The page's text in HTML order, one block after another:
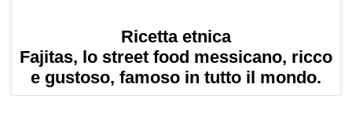
Ricetta etnica
Fajitas, lo street food messicano, ricco
e gustoso, famoso in tutto il mondo.